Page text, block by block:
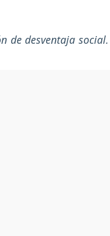
de desventaja social.